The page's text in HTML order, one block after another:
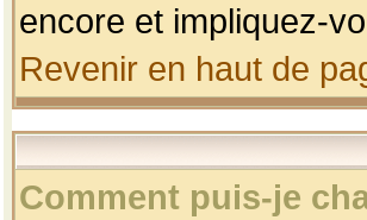
encore et impliquez-
Revenir en haut de
Comment puis-je